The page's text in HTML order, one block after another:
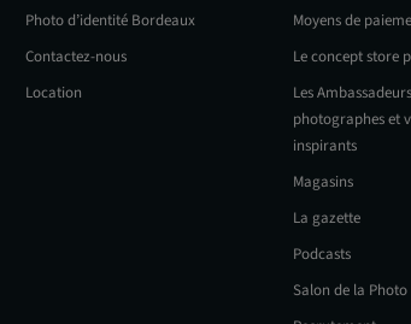
Photo d’identité Bordeaux
Contactez-nous
Location
Moyens de
Le concept store
Les
photographes et
inspirants
Magasins
La gazette
Podcasts
Salon de la Photo